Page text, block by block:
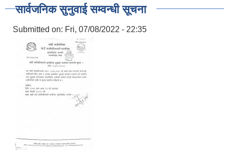
सार्वजनिक सुनुवाई सम्वन्धी सूचना
Submitted on: Fri, 07/08/2022 - 22:35